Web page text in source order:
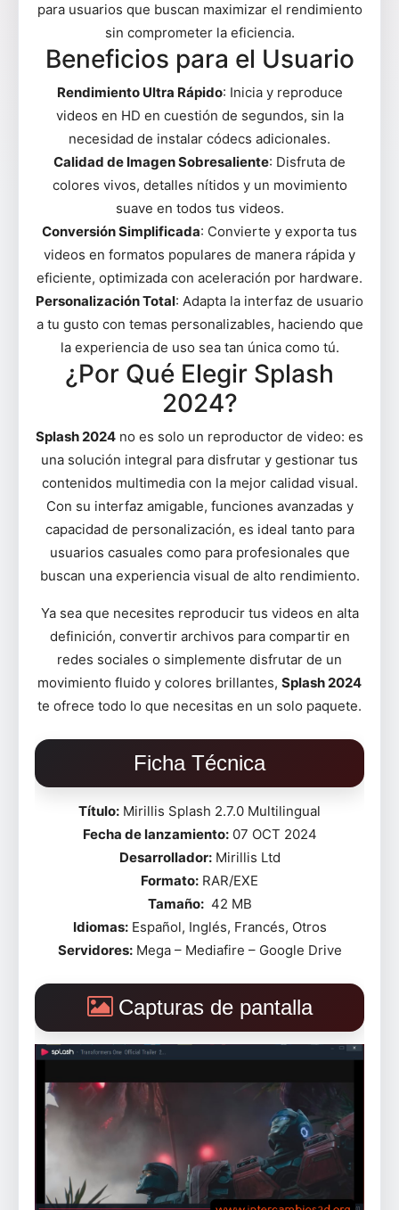
para usuarios que buscan maximizar el rendimiento
sin comprometer la eficiencia.
Beneficios para el Usuario
Rendimiento Ultra Rápido: Inicia y reproduce
videos en HD en cuestión de segundos, sin la
necesidad de instalar códecs adicionales.
Calidad de Imagen Sobresaliente: Disfruta de
colores vivos, detalles nítidos y un movimiento
suave en todos tus videos.
Conversión Simplificada: Convierte y exporta tus
videos en formatos populares de manera rápida y
eficiente, optimizada con aceleración por hardware.
Personalización Total: Adapta la interfaz de usuario
a tu gusto con temas personalizables, haciendo que
la experiencia de uso sea tan única como tú.
¿Por Qué Elegir Splash
2024?
Splash 2024 no es solo un reproductor de video: es
una solución integral para disfrutar y gestionar tus
contenidos multimedia con la mejor calidad visual.
Con su interfaz amigable, funciones avanzadas y
capacidad de personalización, es ideal tanto para
usuarios casuales como para profesionales que
buscan una experiencia visual de alto rendimiento.
Ya sea que necesites reproducir tus videos en alta
definición, convertir archivos para compartir en
redes sociales o simplemente disfrutar de un
movimiento fluido y colores brillantes, Splash 2024
te ofrece todo lo que necesitas en un solo paquete.
Ficha Técnica
Título: Mirillis Splash 2.7.0 Multilingual
Fecha de lanzamiento:07 OCT 2024
Desarrollador:Mirillis Ltd
Formato: RAR/EXE
Tamaño:42 MB
Idiomas:Español, Inglés, Francés, Otros
Servidores:Mega – Mediafire – Google Drive
Capturas de pantalla